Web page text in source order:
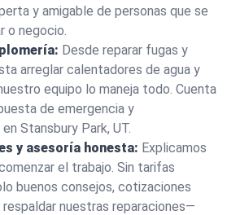
y amigable de personas que se
o negocio.
Desde reparar fugas y
arreglar calentadores de agua y
equipo lo maneja todo. Cuenta
de emergencia y
Stansbury Park, UT.
y asesoría honesta: Explicamos
el trabajo. Sin tarifas
buenos consejos, cotizaciones
nuestras reparaciones—